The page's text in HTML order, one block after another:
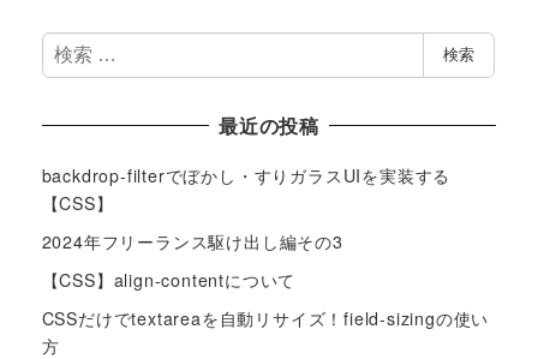
検
索
検索
最近の投稿
backdrop-filterでぼかし・すりガラスUIを実装する
【CSS】
2024年フリーランス駆け出し編その3
【CSS】align-contentについて
CSSだけでtextareaを自動リサイズ！field-sizingの使い
方